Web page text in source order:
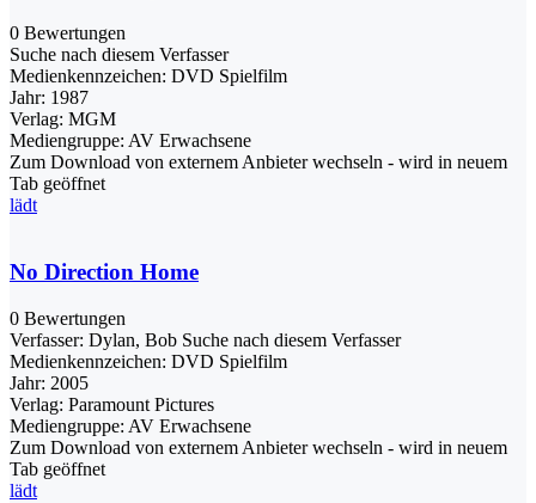
0 Bewertungen
Suche nach diesem Verfasser
Medienkennzeichen: DVD Spielfilm
Jahr: 1987
Verlag: MGM
Mediengruppe: AV Erwachsene
Zum Download von externem Anbieter wechseln - wird in neuem
Tab geöffnet
lädt
No Direction Home
0 Bewertungen
Verfasser: Dylan, Bob Suche nach diesem Verfasser
Medienkennzeichen: DVD Spielfilm
Jahr: 2005
Verlag: Paramount Pictures
Mediengruppe: AV Erwachsene
Zum Download von externem Anbieter wechseln - wird in neuem
Tab geöffnet
lädt